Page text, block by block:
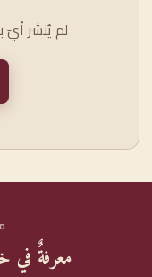
لم يُنشر
معرفةٌ في